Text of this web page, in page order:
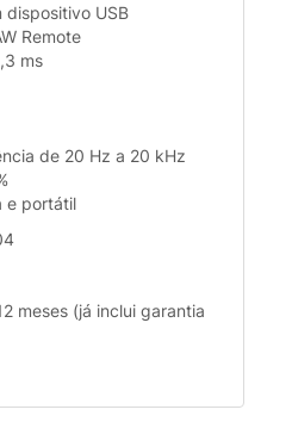
dispositivo USB
Remote
ms
de 20 Hz a 20 kHz
e portátil
meses (já inclui garantia